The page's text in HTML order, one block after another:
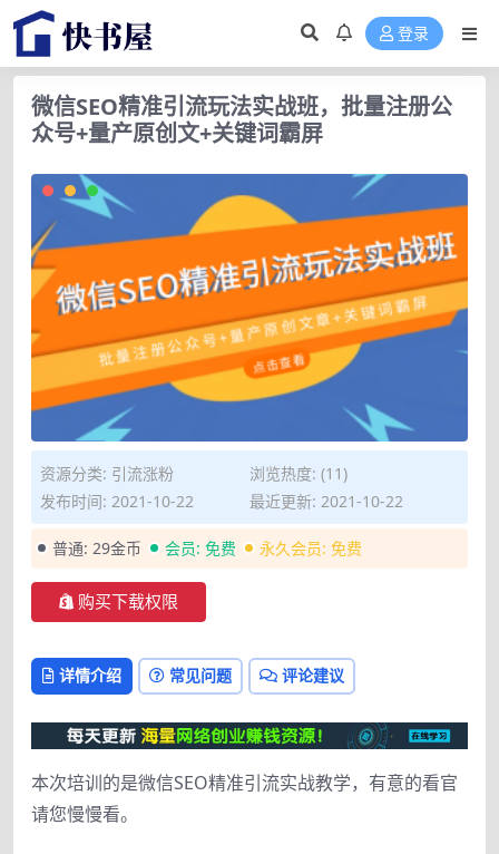
登录
微信SEO精准引流玩法实战班，批量注册公
众号+量产原创文+关键词霸屏
资源分类: 引流涨粉
浏览热度: (11)
发布时间: 2021-10-22
最近更新: 2021-10-22
普通: 29金币 会员: 免费 永久会员: 免费
购买下载权限
详情介绍 常见问题 评论建议
本次培训的是微信SEO精准引流实战教学，有意的看官
请您慢慢看。